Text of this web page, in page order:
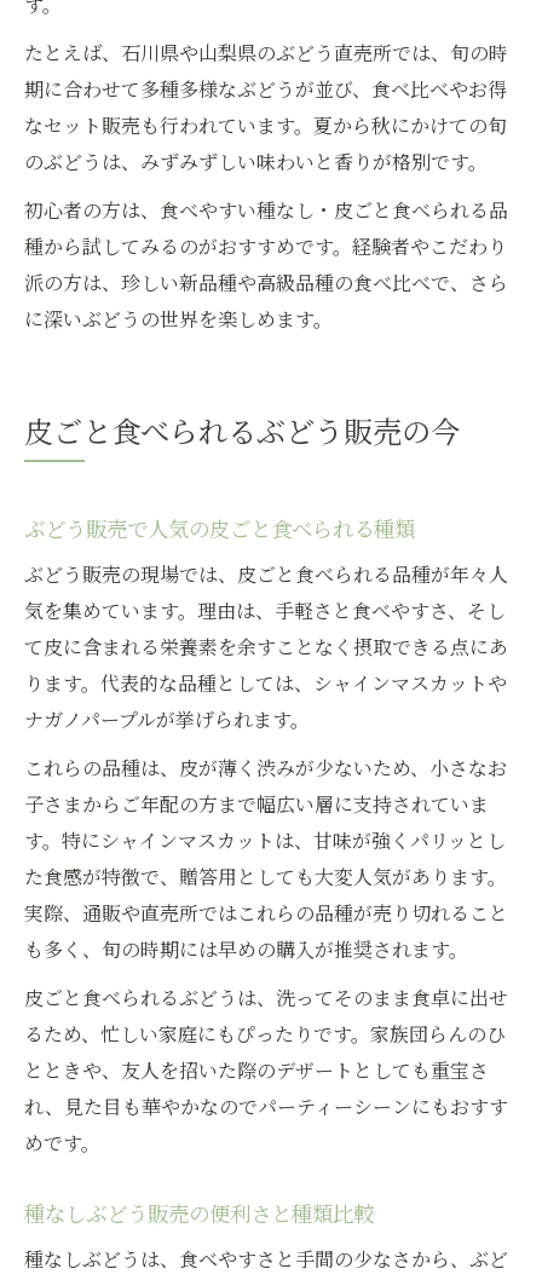
たとえば、石川県や山梨県のぶどう直売所では、旬の時
期に合わせて多種多様なぶどうが並び、食べ比べやお得
なセット販売も行われています。夏から秋にかけての旬
のぶどうは、みずみずしい味わいと香りが格別です。
初心者の方は、食べやすい種なし・皮ごと食べられる品
種から試してみるのがおすすめです。経験者やこだわり
派の方は、珍しい新品種や高級品種の食べ比べで、さら
に深いぶどうの世界を楽しめます。
皮ごと食べられるぶどう販売の今
ぶどう販売で人気の皮ごと食べられる種類
ぶどう販売の現場では、皮ごと食べられる品種が年々人
気を集めています。理由は、手軽さと食べやすさ、そし
て皮に含まれる栄養素を余すことなく摂取できる点にあ
ります。代表的な品種としては、シャインマスカットや
ナガノパープルが挙げられます。
これらの品種は、皮が薄く渋みが少ないため、小さなお
子さまからご年配の方まで幅広い層に支持されていま
す。特にシャインマスカットは、甘味が強くパリッとし
た食感が特徴で、贈答用としても大変人気があります。
実際、通販や直売所ではこれらの品種が売り切れること
も多く、旬の時期には早めの購入が推奨されます。
皮ごと食べられるぶどうは、洗ってそのまま食卓に出せ
るため、忙しい家庭にもぴったりです。家族団らんのひ
とときや、友人を招いた際のデザートとしても重宝さ
れ、見た目も華やかなのでパーティーシーンにもおすす
めです。
種なしぶどう販売の便利さと種類比較
種なしぶどうは、食べやすさと手間の少なさから、ぶど